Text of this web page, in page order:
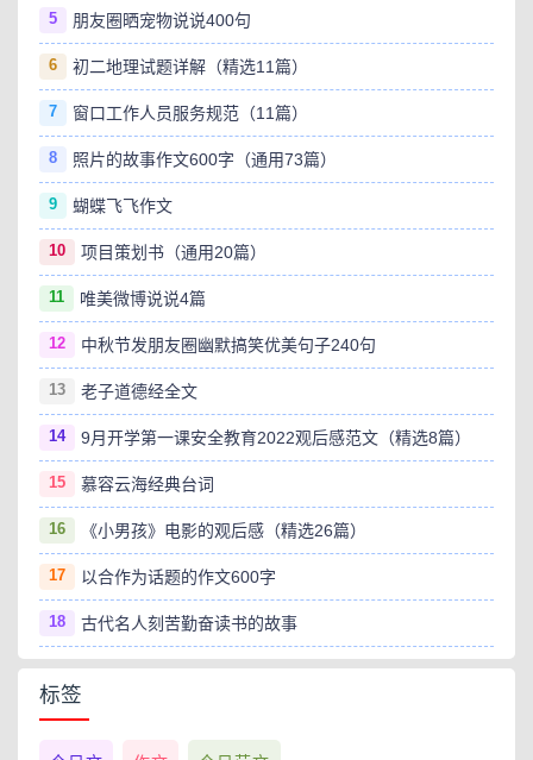
5 朋友圈晒宠物说说400句
6 初二地理试题详解（精选11篇）
7 窗口工作人员服务规范（11篇）
8 照片的故事作文600字（通用73篇）
9 蝴蝶飞飞作文
10 项目策划书（通用20篇）
11 唯美微博说说4篇
12 中秋节发朋友圈幽默搞笑优美句子240句
13 老子道德经全文
14 9月开学第一课安全教育2022观后感范文（精选8篇）
15 慕容云海经典台词
16 《小男孩》电影的观后感（精选26篇）
17 以合作为话题的作文600字
18 古代名人刻苦勤奋读书的故事
标签